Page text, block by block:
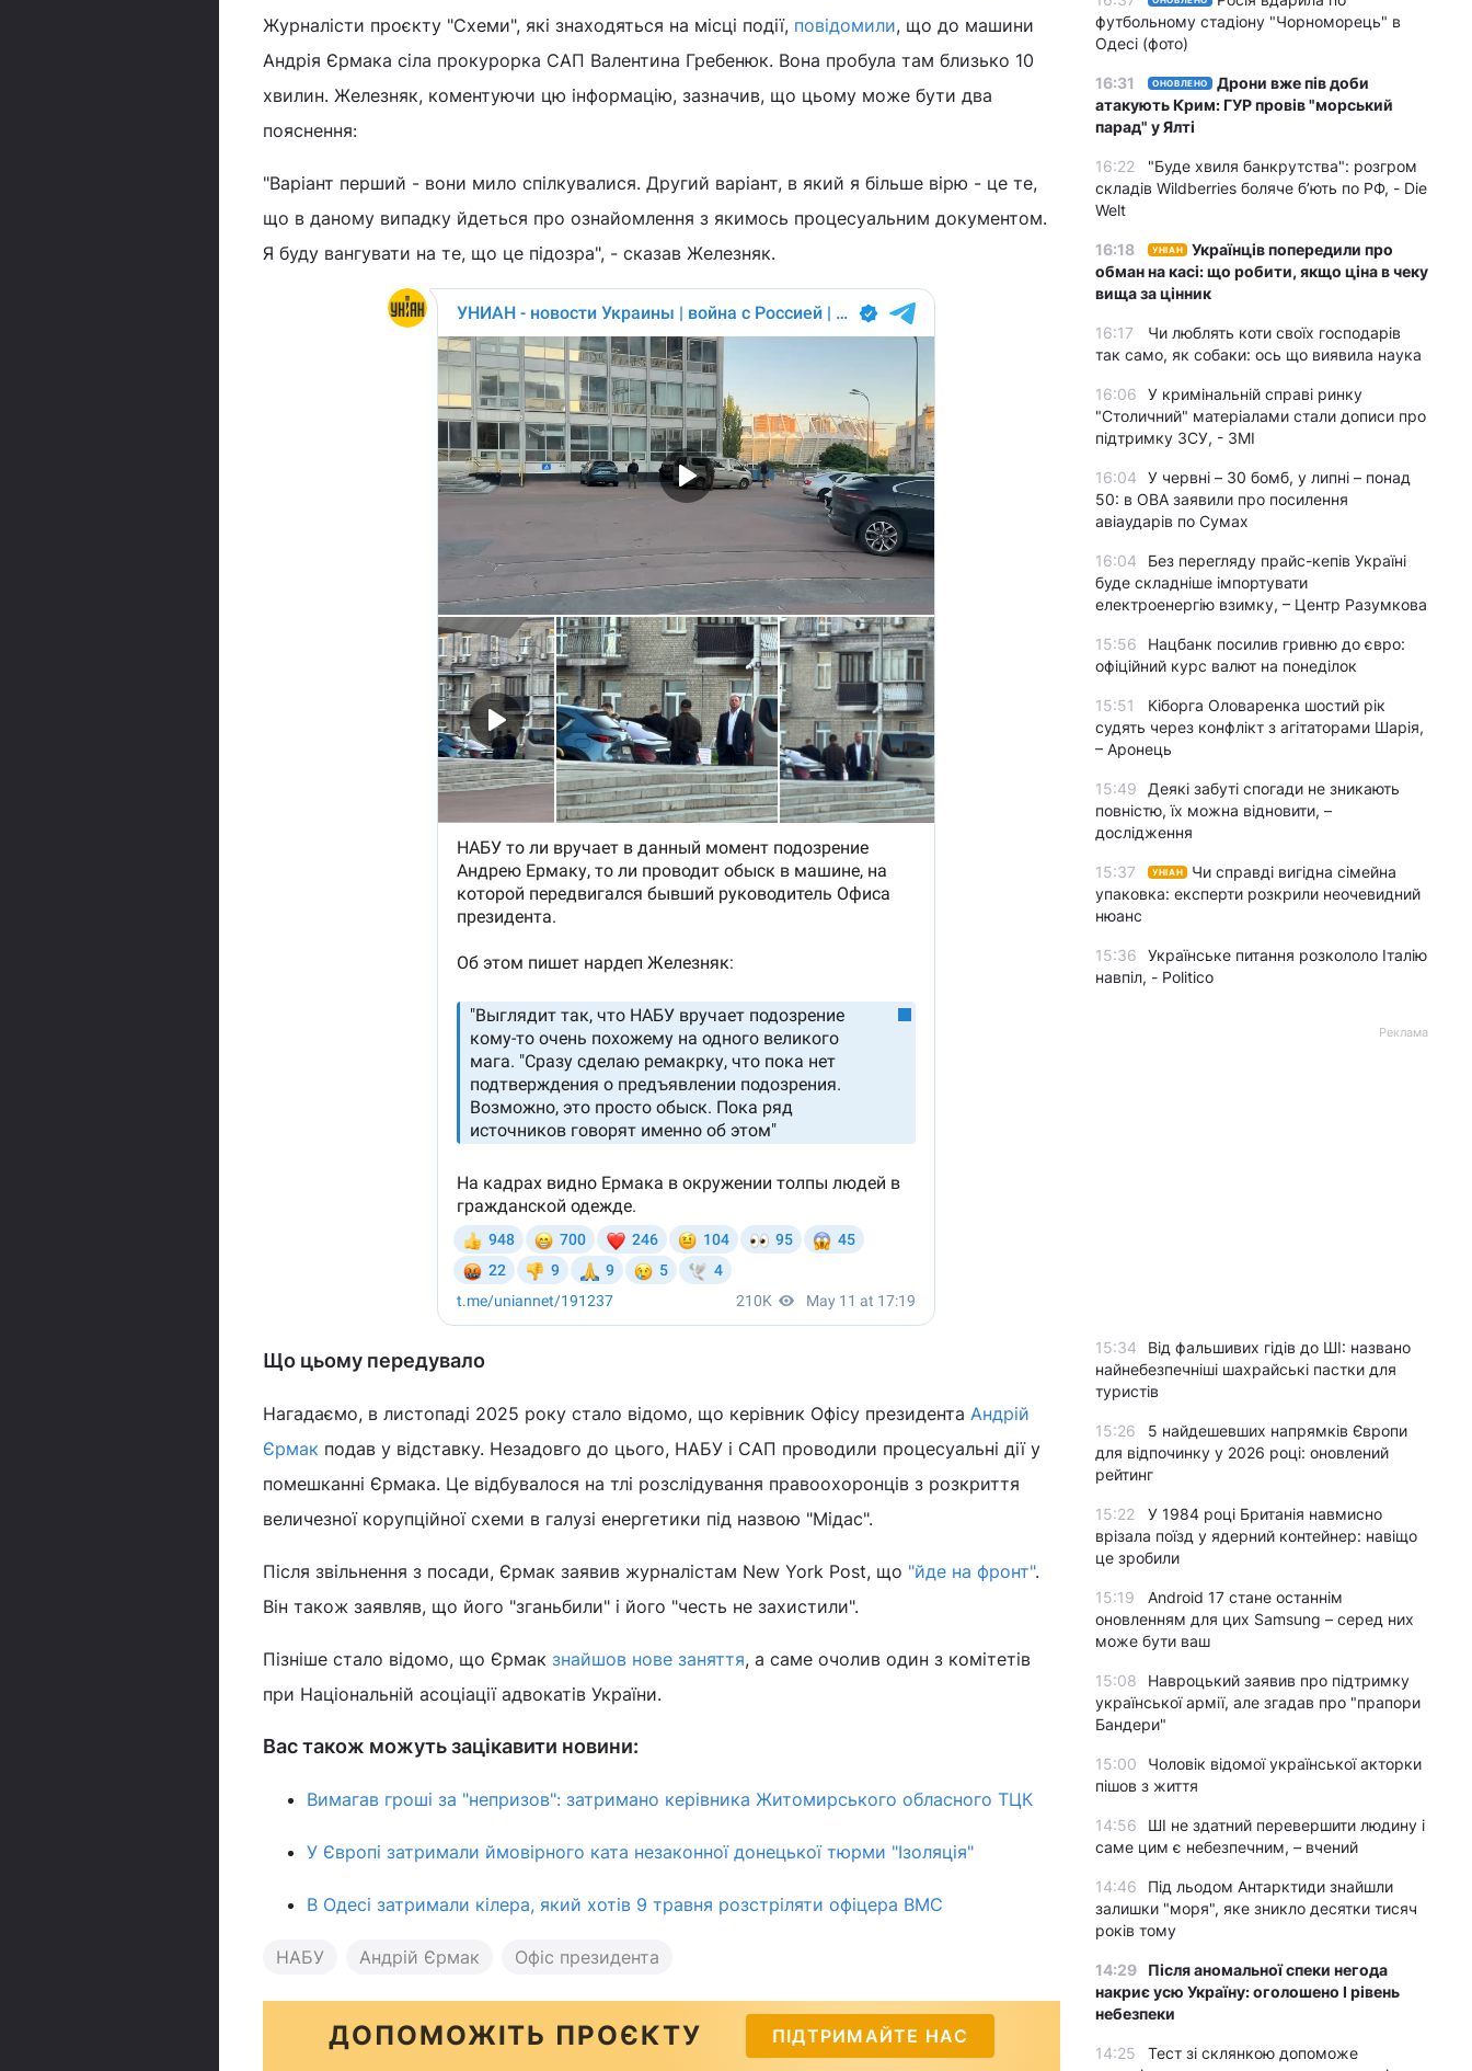
Журналісти проєкту "Схеми", які знаходяться на місці події, повідомили, що до машини
Андрія Єрмака сіла прокурорка САП Валентина Гребенюк. Вона пробула там близько 10
хвилин. Железняк, коментуючи цю інформацію, зазначив, що цьому може бути два
пояснення:
"Варіант перший - вони мило спілкувалися. Другий варіант, в який я більше вірю - це те,
що в даному випадку йдеться про ознайомлення з якимось процесуальним документом.
Я буду вангувати на те, що це підозра", - сказав Железняк.
Що цьому передувало
Нагадаємо, в листопаді 2025 року стало відомо, що керівник Офісу президента Андрій
Єрмак подав у відставку. Незадовго до цього, НАБУ і САП проводили процесуальні дії у
помешканні Єрмака. Це відбувалося на тлі розслідування правоохоронців з розкриття
величезної корупційної схеми в галузі енергетики під назвою "Мідас".
Після звільнення з посади, Єрмак заявив журналістам New York Post, що "йде на фронт".
Він також заявляв, що його "зганьбили" і його "честь не захистили".
Пізніше стало відомо, що Єрмак знайшов нове заняття, а саме очолив один з комітетів
при Національній асоціації адвокатів України.
Вас також можуть зацікавити новини:
Вимагав гроші за "непризов": затримано керівника Житомирського обласного ТЦК
У Європі затримали ймовірного ката незаконної донецької тюрми "Ізоляція"
В Одесі затримали кілера, який хотів 9 травня розстріляти офіцера ВМС
НАБУ Андрій Єрмак Офіс президента
ДОПОМОЖІТЬ ПРОЄКТУ ПІДТРИМАЙТЕ НАС
футбольному стадіону "Чорноморець" в
Одесі (фото)
16:31 ОНОВЛЕНО
Дрони вже пів доби
атакують Крим: ГУР провів "морський
парад" у Ялті
16:22
"Буде хвиля банкрутства": розгром
складів Wildberries боляче бʼють по РФ, - Die
Welt
16:18 УНІАН
Українців попередили про
обман на касі: що робити, якщо ціна в чеку
вища за цінник
16:17
Чи люблять коти своїх господарів
так само, як собаки: ось що виявила наука
16:06
У кримінальній справі ринку
"Столичний" матеріалами стали дописи про
підтримку ЗСУ, - ЗМІ
16:04
У червні – 30 бомб, у липні – понад
50: в ОВА заявили про посилення
авіаударів по Сумах
16:04
Без перегляду прайс-кепів Україні
буде складніше імпортувати
електроенергію взимку, – Центр Разумкова
15:56
Нацбанк посилив гривню до євро:
офіційний курс валют на понеділок
15:51
Кіборга Оловаренка шостий рік
судять через конфлікт з агітаторами Шарія,
– Аронець
15:49
Деякі забуті спогади не зникають
повністю, їх можна відновити, –
дослідження
15:37 УНІАН
Чи справді вигідна сімейна
упаковка: експерти розкрили неочевидний
нюанс
15:36
Українське питання розкололо Італію
навпіл, - Politico
Реклама
15:34
Від фальшивих гідів до ШІ: названо
найнебезпечніші шахрайські пастки для
туристів
15:26
5 найдешевших напрямків Європи
для відпочинку у 2026 році: оновлений
рейтинг
15:22
У 1984 році Британія навмисно
врізала поїзд у ядерний контейнер: навіщо
це зробили
15:19
Android 17 стане останнім
оновленням для цих Samsung – серед них
може бути ваш
15:08
Навроцький заявив про підтримку
української армії, але згадав про "прапори
Бандери"
15:00
Чоловік відомої української акторки
пішов з життя
14:56
ШІ не здатний перевершити людину і
саме цим є небезпечним, – вчений
14:46
Під льодом Антарктиди знайшли
залишки "моря", яке зникло десятки тисяч
років тому
14:29
Після аномальної спеки негода
накриє усю Україну: оголошено І рівень
небезпеки
14:25
Тест зі склянкою допоможе